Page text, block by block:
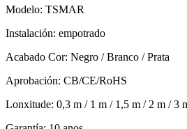
Modelo: TSMAR
Instalación: empotrado
Acabado Cor: Negro / Branco / Prata
Aprobación: CB/CE/RoHS
Lonxitude: 0,3 m / 1 m / 1,5 m / 2 m / 3